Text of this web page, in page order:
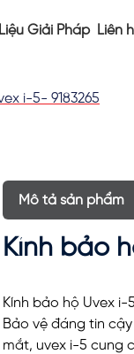
Liệu Giải Pháp Liên
i-5- 9183265
Mô tả sản phẩm
Kính bảo
Kính bảo hộ Uvex i-5
Bảo vệ đáng tin
mắt, uvex i-5 cung